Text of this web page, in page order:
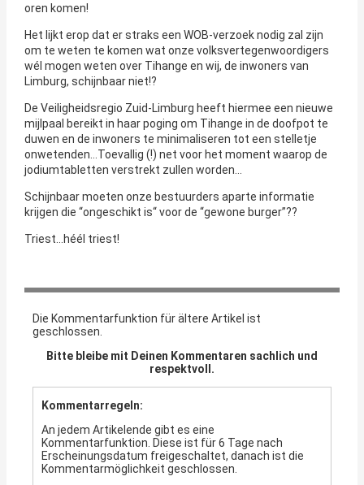
oren komen!
Het lijkt erop dat er straks een WOB-verzoek nodig zal zijn
om te weten te komen wat onze volksvertegenwoordigers
wél mogen weten over Tihange en wij, de inwoners van
Limburg, schijnbaar niet!?
De Veiligheidsregio Zuid-Limburg heeft hiermee een nieuwe
mijlpaal bereikt in haar poging om Tihange in de doofpot te
duwen en de inwoners te minimaliseren tot een stelletje
onwetenden…Toevallig (!) net voor het moment waarop de
jodiumtabletten verstrekt zullen worden…
Schijnbaar moeten onze bestuurders aparte informatie
krijgen die “ongeschikt is“ voor de “gewone burger”??
Triest…héél triest!
Die Kommentarfunktion für ältere Artikel ist
geschlossen.
Bitte bleibe mit Deinen Kommentaren sachlich und
respektvoll.
Kommentarregeln:
An jedem Artikelende gibt es eine
Kommentarfunktion. Diese ist für 6 Tage nach
Erscheinungsdatum freigeschaltet, danach ist die
Kommentarmöglichkeit geschlossen.